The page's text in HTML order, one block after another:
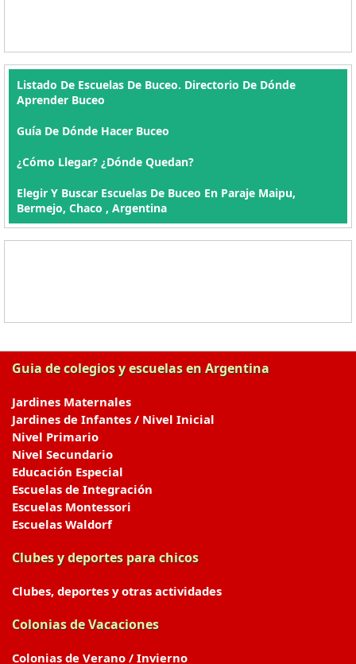
Listado De Escuelas De Buceo. Directorio De Dónde
Aprender Buceo
Guía De Dónde Hacer Buceo
¿Cómo Llegar? ¿Dónde Quedan?
Elegir Y Buscar Escuelas De Buceo En Paraje Maipu,
Bermejo, Chaco , Argentina
Guia de colegios y escuelas en Argentina
Jardines Maternales
Jardines de Infantes / Nivel Inicial
Nivel Primario
Nivel Secundario
Educación Especial
Escuelas de Integración
Escuelas Montessori
Escuelas Waldorf
Clubes y deportes para chicos
Clubes, deportes y otras actividades
Colonias de Vacaciones
Colonias de Verano / Invierno